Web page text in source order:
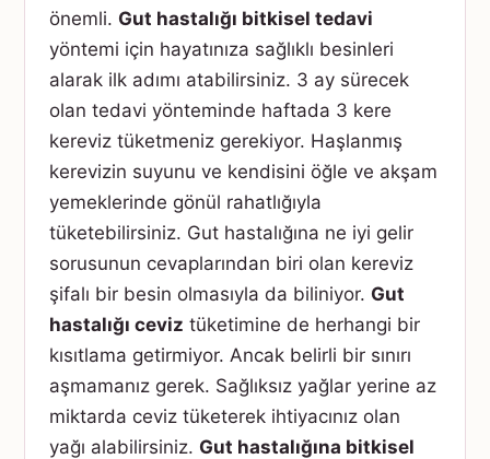
önemli. Gut hastalığı bitkisel tedavi
yöntemi için hayatınıza sağlıklı besinleri
alarak ilk adımı atabilirsiniz. 3 ay sürecek
olan tedavi yönteminde haftada 3 kere
kereviz tüketmeniz gerekiyor. Haşlanmış
kerevizin suyunu ve kendisini öğle ve akşam
yemeklerinde gönül rahatlığıyla
tüketebilirsiniz. Gut hastalığına ne iyi gelir
sorusunun cevaplarından biri olan kereviz
şifalı bir besin olmasıyla da biliniyor. Gut
hastalığı ceviz tüketimine de herhangi bir
kısıtlama getirmiyor. Ancak belirli bir sınırı
aşmamanız gerek. Sağlıksız yağlar yerine az
miktarda ceviz tüketerek ihtiyacınız olan
yağı alabilirsiniz. Gut hastalığına bitkisel